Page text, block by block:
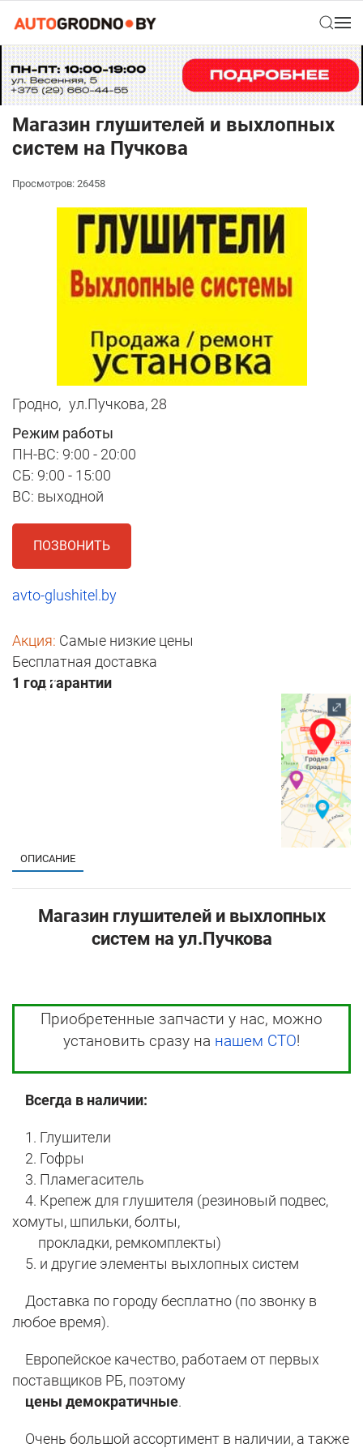
Магазин глушителей и выхлопных
систем на Пучкова
Просмотров: 26458
Гродно, ул.Пучкова, 28
Режим работы
ПН-ВС: 9:00 - 20:00
СБ: 9:00 - 15:00
ВС: выходной
ПОЗВОНИТЬ
avto-glushitel.by
Акция: Самые низкие цены
Бесплатная доставка
1 год гарантии
ОПИСАНИЕ
Магазин глушителей и выхлопных
систем на ул.Пучкова
Приобретенные запчасти у нас, можно
установить сразу на нашем СТО!
Всегда в наличии:
1. Глушители
2. Гофры
3. Пламегаситель
4. Крепеж для глушителя (резиновый подвес,
хомуты, шпильки, болты,
прокладки, ремкомплекты)
5. и другие элементы выхлопных систем
Доставка по городу бесплатно (по звонку в
любое время).
Европейское качество, работаем от первых
поставщиков РБ, поэтому
цены демократичные.
Очень большой ассортимент в наличии, а также